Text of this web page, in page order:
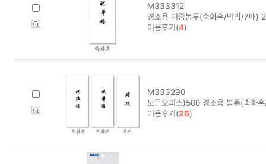
M333312
경조용 이중봉투(축화혼/먹박/7매
이용후기(4)
M333290
모든오피스)500 경조용 봉투(축화
이용후기(26)